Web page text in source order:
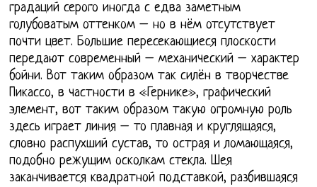
градаций серого иногда с едва заметным
голубоватым оттенком – но в нём отсутствует
почти цвет. Большие пересекающиеся плоскости
передают современный – механический – характер
бойни. Вот таким образом так силён в творчестве
Пикассо, в частности в «Гернике», графический
элемент, вот таким образом такую огромную роль
здесь играет линия – то плавная и круглящаяся,
словно распухший сустав, то острая и ломающаяся,
подобно режущим осколкам стекла. Шея
заканчивается квадратной подставкой, разбившаяся